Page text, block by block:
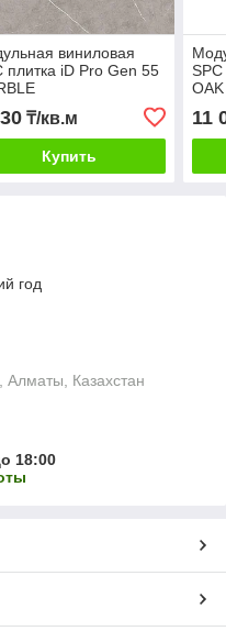
виниловая
плитка iD Pro Gen 55
₸/кв.м
Купить
11
год
Казахстан
18:00